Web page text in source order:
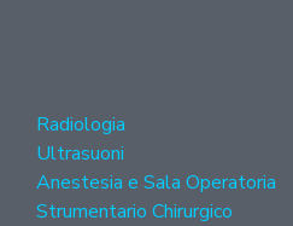
Radiologia
Ultrasuoni
Anestesia e Sala Operatoria
Strumentario Chirurgico